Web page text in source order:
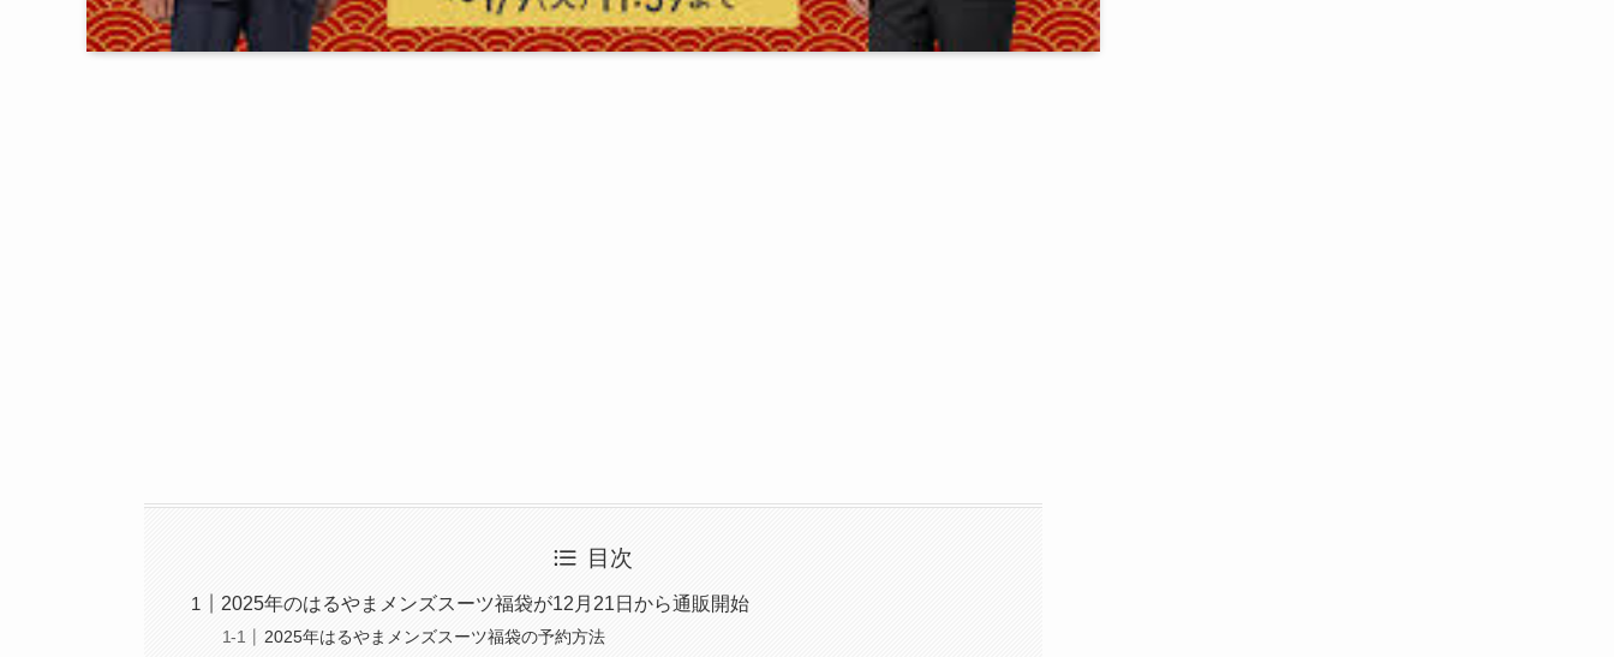
目次
2025年のはるやまメンズスーツ福袋が12月21日から通販開始
2025年はるやまメンズスーツ福袋の予約方法